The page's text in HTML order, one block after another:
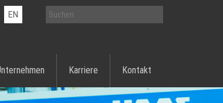
EN
Karriere Kontakt